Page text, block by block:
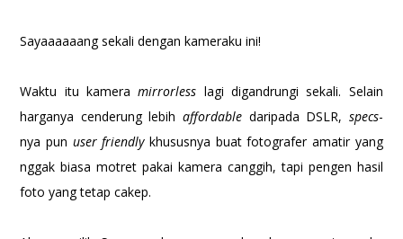
Sayaaaaaang sekali dengan kameraku ini!
Waktu itu kameramirrorless lagi digandrungi sekali. Selain
harganya cenderung lebih affordable daripada DSLR, specs-
nya pun user friendlykhususnya buat fotografer amatir yang
nggak biasa motret pakai kamera canggih, tapi pengen hasil
foto yang tetap cakep.